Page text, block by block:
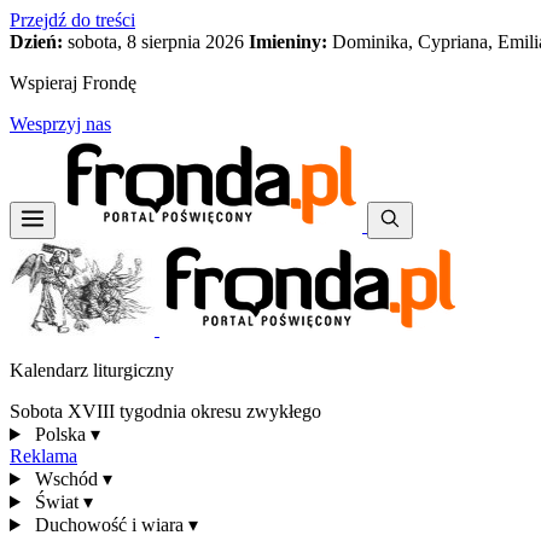
Przejdź do treści
Dzień: sobota, 8 sierpnia 2026 Imieniny: Dominika, Cypriana,
Wspieraj Frondę
Wesprzyj nas
Kalendarz liturgiczny
Sobota XVIII tygodnia okresu zwykłego
Polska ▾
Reklama
Wschód ▾
Świat ▾
Duchowość i wiara ▾